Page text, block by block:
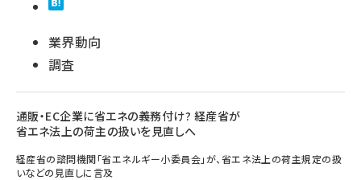
業界動向
調査
通販・EC企業に省エネの義務付け? 経産省が
省エネ法上の荷主の扱いを見直しへ
経産省の諮問機関「省エネルギー小委員会」が、省エネ法上の荷主規定の扱
いなどの見直しに言及